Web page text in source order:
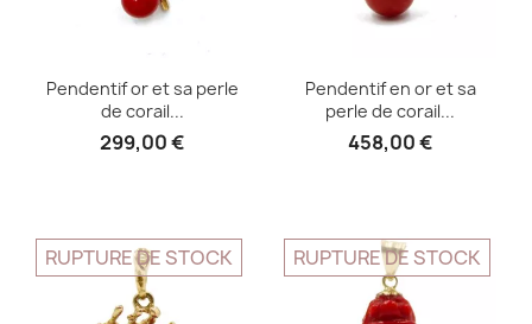
Pendentif or et sa perle
de corail...
299,00 €
Pendentif en or et sa
perle de corail...
458,00 €
RUPTURE DE STOCK RUPTURE DE STOCK